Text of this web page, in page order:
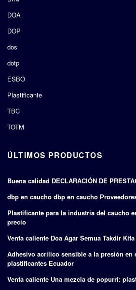
DOA
DOP
dos
dotp
ESBO
Plastificante
TBC
TOTM
ÚLTIMOS PRODUCTOS
Buena calidad DECLARACIÓN DE
dbp en caucho dbp en caucho
Plastificante para la industria del caucho
precio
Venta caliente Doa Agar Semua Takdir
Adhesivo acrílico sensible a la presión en
plastificantes Ecuador
Venta caliente Una mezcla de popurrí: